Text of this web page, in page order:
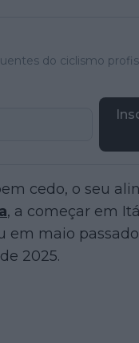
do ciclismo
cedo, o seu
, a começar em
em maio
2025.